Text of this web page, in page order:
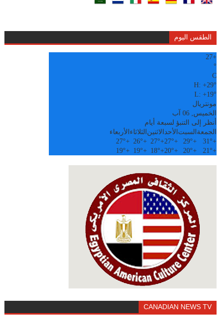
الطقس اليوم
+
27
°
C
H:+29°
L:+19°
مونتريال
الخميس, 06 آب
أنظر إلى التنبؤ لسبعة أيام
الجمعة السبت الأحدالاثنين الثلاثاء الأربعاء
+
31°
+
29°
+
27°
+
27°
+
26°
+
27°
+
21°
+
20°
+
20°
+
18°
+
19°
+
19°
CANADIAN NEWS TV